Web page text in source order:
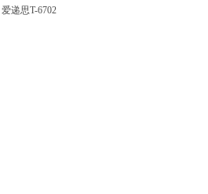
爱递思T-6702